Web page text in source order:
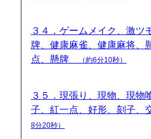
３４．ゲームメイク、激ツ
牌、健康麻雀、健康麻将、
点、懸牌
（約6分10秒）
３５．現張り、現物、現物
子、紅一点、好形、刻子
8分20秒）